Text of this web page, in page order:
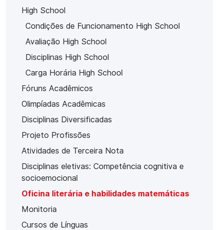
High School
Condições de Funcionamento High School
Avaliação High School
Disciplinas High School
Carga Horária High School
Fóruns Acadêmicos
Olimpíadas Acadêmicas
Disciplinas Diversificadas
Projeto Profissões
Atividades de Terceira Nota
Disciplinas eletivas: Competência cognitiva e
socioemocional
Oficina literária e habilidades matemáticas
Monitoria
Cursos de Línguas